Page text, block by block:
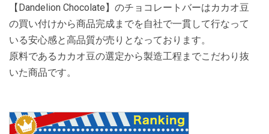
【Dandelion Chocolate】のチョコレートバーはカカオ豆
の買い付けから商品完成までを自社で一貫して行なって
いる安心感と高品質が売りとなっております。
原料であるカカオ豆の選定から製造工程までこだわり抜
いた商品です。